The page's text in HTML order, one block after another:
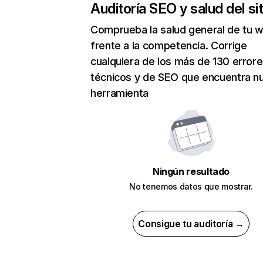
Auditoría SEO y salud del
Comprueba la salud general de tu
frente a la competencia. Corrige
cualquiera de los más de 130
técnicos y de SEO que encuentra
herramienta
Ningún resultado
No tenemos datos que mostrar.
Consigue tu auditoría →